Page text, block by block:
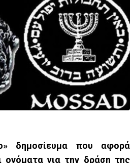
δημοσίευμα που αφορά
για την δράση της